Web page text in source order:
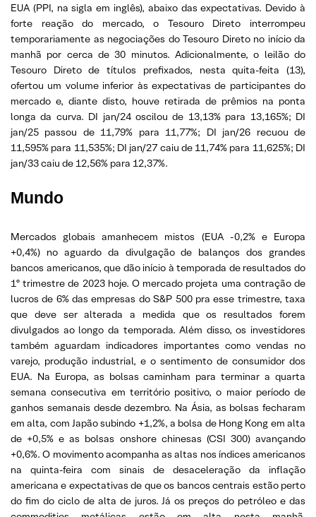
EUA (PPI, na sigla em inglês), abaixo das expectativas. Devido à
forte reação do mercado, o Tesouro Direto interrompeu
temporariamente as negociações do Tesouro Direto no início da
manhã por cerca de 30 minutos. Adicionalmente, o leilão do
Tesouro Direto de títulos prefixados, nesta quita-feita (13),
ofertou um volume inferior às expectativas de participantes do
mercado e, diante disto, houve retirada de prêmios na ponta
longa da curva. DI jan/24 oscilou de 13,13% para 13,165%; DI
jan/25 passou de 11,79% para 11,77%; DI jan/26 recuou de
11,595% para 11,535%; DI jan/27 caiu de 11,74% para 11,625%; DI
jan/33 caiu de 12,56% para 12,37%.
Mundo
Mercados globais amanhecem mistos (EUA -0,2% e Europa
+0,4%) no aguardo da divulgação de balanços dos grandes
bancos americanos, que dão início à temporada de resultados do
1º trimestre de 2023 hoje. O mercado projeta uma contração de
lucros de 6% das empresas do S&P 500 pra esse trimestre, taxa
que deve ser alterada a medida que os resultados forem
divulgados ao longo da temporada. Além disso, os investidores
também aguardam indicadores importantes como vendas no
varejo, produção industrial, e o sentimento de consumidor dos
EUA. Na Europa, as bolsas caminham para terminar a quarta
semana consecutiva em território positivo, o maior período de
ganhos semanais desde dezembro. Na Ásia, as bolsas fecharam
em alta, com Japão subindo +1,2%, a bolsa de Hong Kong em alta
de +0,5% e as bolsas onshore chinesas (CSI 300) avançando
+0,6%. O movimento acompanha as altas nos índices americanos
na quinta-feira com sinais de desaceleração da inflação
americana e expectativas de que os bancos centrais estão perto
do fim do ciclo de alta de juros. Já os preços do petróleo e das